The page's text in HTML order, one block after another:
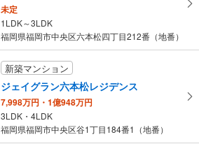
未定
1LDK～3LDK
福岡県福岡市中央区六本松四丁目212番（地番）
新築マンション
ジェイグラン六本松レジデンス
7,998万円・1億948万円
3LDK・4LDK
福岡県福岡市中央区谷1丁目184番1（地番）